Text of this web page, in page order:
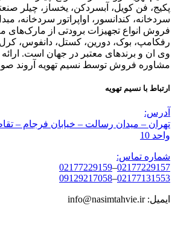
پکیج، فن کویل، آبسردکن، یخساز، چیلر
سردخانه، کندانسور، اواپراتور سردخانه،
فروش انواع تجهیزات برودتی از مارک‌های
رفکامپ، بوک، دورین، کستل، دانفوس،
وی ان و برندهای معتبر در جهان است.
مشاوره فروش توسط نسیم تهویه آروند
ارتباط با نسیم تهویه
آدرس:
واحد 10
شماره تماس:
02177229157
–
02177229159
02177131553
–
09129217058
ایمیل: info@nasimtahvie.ir